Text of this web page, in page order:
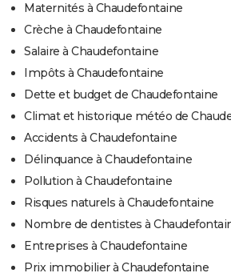
Maternités à Chaudefontaine
Crèche à Chaudefontaine
Salaire à Chaudefontaine
Impôts à Chaudefontaine
Dette et budget de Chaudefontaine
Climat et historique météo de
Accidents à Chaudefontaine
Délinquance à Chaudefontaine
Pollution à Chaudefontaine
Risques naturels à Chaudefontaine
Nombre de dentistes à
Entreprises à Chaudefontaine
Prix immobilier à Chaudefontaine